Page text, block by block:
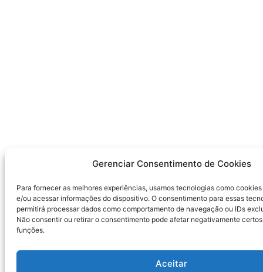
Gerenciar Consentimento de Cookies
Para fornecer as melhores experiências, usamos tecnologias como
e/ou acessar informações do dispositivo. O consentimento para essas
permitirá processar dados como comportamento de navegação ou IDs
Não consentir ou retirar o consentimento pode afetar negativamente
funções.
Aceitar